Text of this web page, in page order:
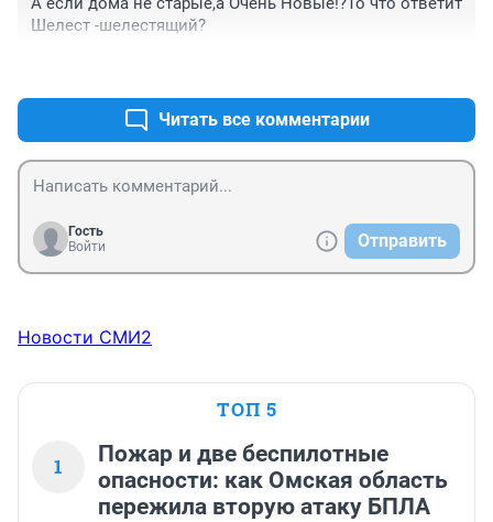
Шелест -шелестящий?
Читать все комментарии
Гость
Войти
Отправить
Новости СМИ2
ТОП 5
1
Пожар и две беспилотные
опасности: как Омская область
пережила вторую атаку БПЛА